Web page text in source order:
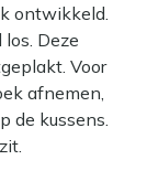
ontwikkeld.
Deze
Voor
afnemen,
de kussens.